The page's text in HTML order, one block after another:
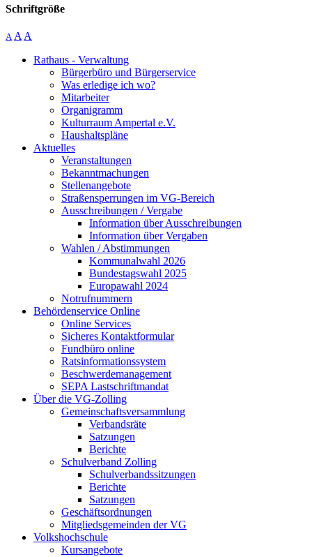
Schriftgröße
A A A
Rathaus - Verwaltung
Bürgerbüro und Bürgerservice
Was erledige ich wo?
Mitarbeiter
Organigramm
Kulturraum Ampertal e.V.
Haushaltspläne
Aktuelles
Veranstaltungen
Bekanntmachungen
Stellenangebote
Straßensperrungen im VG-Bereich
Ausschreibungen / Vergabe
Information über Ausschreibungen
Information über Vergaben
Wahlen / Abstimmungen
Kommunalwahl 2026
Bundestagswahl 2025
Europawahl 2024
Notrufnummern
Behördenservice Online
Online Services
Sicheres Kontaktformular
Fundbüro online
Ratsinformationssystem
Beschwerdemanagement
SEPA Lastschriftmandat
Über die VG-Zolling
Gemeinschaftsversammlung
Verbandsräte
Satzungen
Berichte
Schulverband Zolling
Schulverbandssitzungen
Berichte
Satzungen
Geschäftsordnungen
Mitgliedsgemeinden der VG
Volkshochschule
Kursangebote